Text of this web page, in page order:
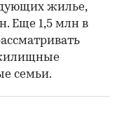
жилье,
Еще 1,5 млн в
семьи.